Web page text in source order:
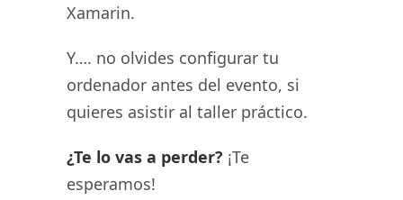
Xamarin.
Y…. no olvides configurar tu
ordenador antes del evento, si
quieres asistir al taller práctico.
¿Te lo vas a perder? ¡Te
esperamos!